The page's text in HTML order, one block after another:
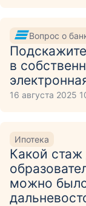
Вопрос о
в
16 августа 2025
Ипотека
Какой
можно